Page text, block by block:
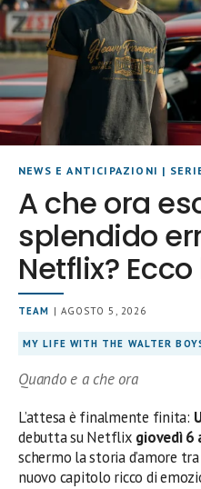
NEWS E ANTICIPAZIONI |
A che ora
splendido
Netflix? Ecco
TEAM | AGOSTO 5, 2026
MY LIFE WITH THE WALTER
Quando e a che ora
L’attesa è finalmente finita:
debutta su Netflix giovedì 6
schermo la storia d’amore
nuovo capitolo ricco di